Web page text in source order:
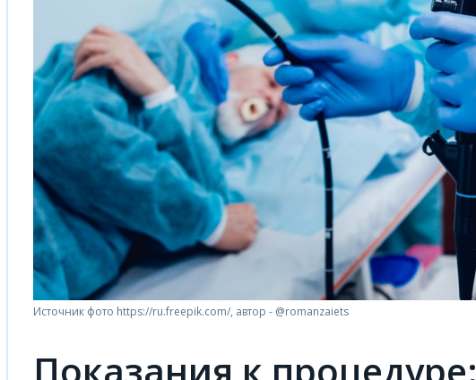
Источник фото https://ru.freepik.com/, автор - @romanzaiets